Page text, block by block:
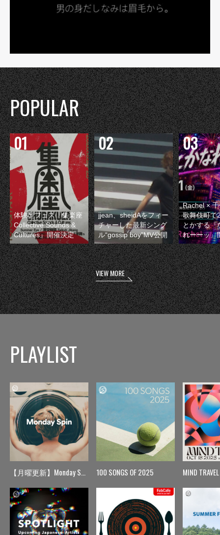
POPULAR
体験型フェス『集楽座
Collective Sounds &
Cultures』開催決定
jjean、sheidAをフィー
チャーした最新シング
ル“gossip boy”MV公開
Rachel ×
歌舞伎町で
とかする『
れーーッ』
VIEW MORE
PLAYLIST
【月曜更新】Monday Spin 100 SONGS OF 2025 MIND TRAVEL